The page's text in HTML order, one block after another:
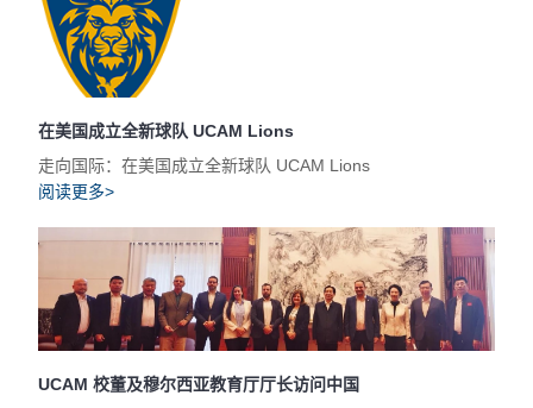
在美国成立全新球队 UCAM Lions
走向国际：在美国成立全新球队 UCAM Lions
阅读更多>
UCAM 校董及穆尔西亚教育厅厅长访问中国